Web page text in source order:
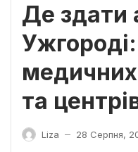
Де здати
медичних
та
Liza — 28 Серпня,